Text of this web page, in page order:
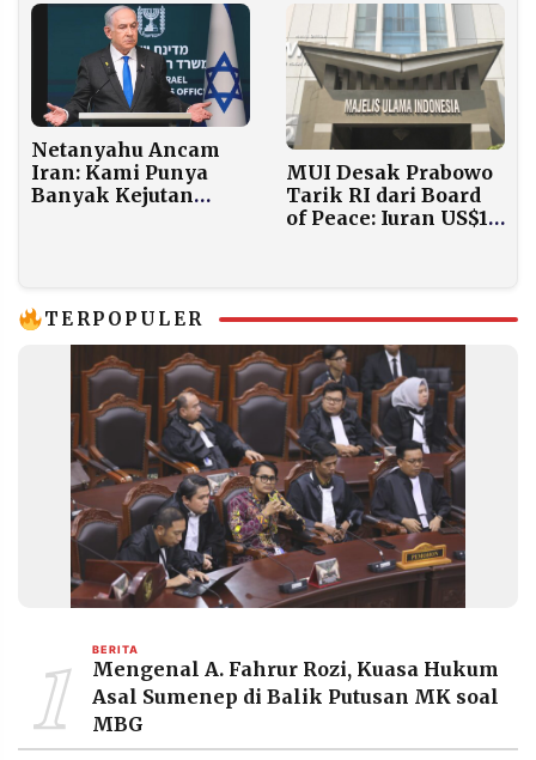
Kecam
Netanyahu Ancam
Iran: Kami Punya
Banyak Kejutan
MUI Desak Prabowo
Tarik RI dari Board
of Peace: Iuran US$1
TERPOPULER
1 BERITA
Mengenal A. Fahrur Rozi, Kuasa Hukum
Asal Sumenep di Balik Putusan MK soal
MBG